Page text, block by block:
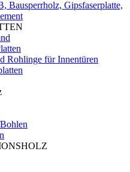
Bausperrholz, Gipsfaserplatte,
Rohlinge für Innentüren